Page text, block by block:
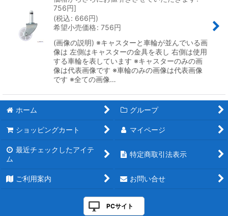
756円]
(税込: 666円)
希望小売価格: 756円
(画像の説明) ※キャスターと車輪が並んでいる画
像は 左側はキャスターの金具を表し 右側は使用
する車輪を表しています ※キャスターのみの画
像は代表画像です ※車輪のみの画像は代表画像
です ※全ての画像…
ホーム グループ
ショッピングカート マイページ
最近チェックしたアイテ
ム
特定商取引法表示
ご利用案内 お問い合せ
PCサイト